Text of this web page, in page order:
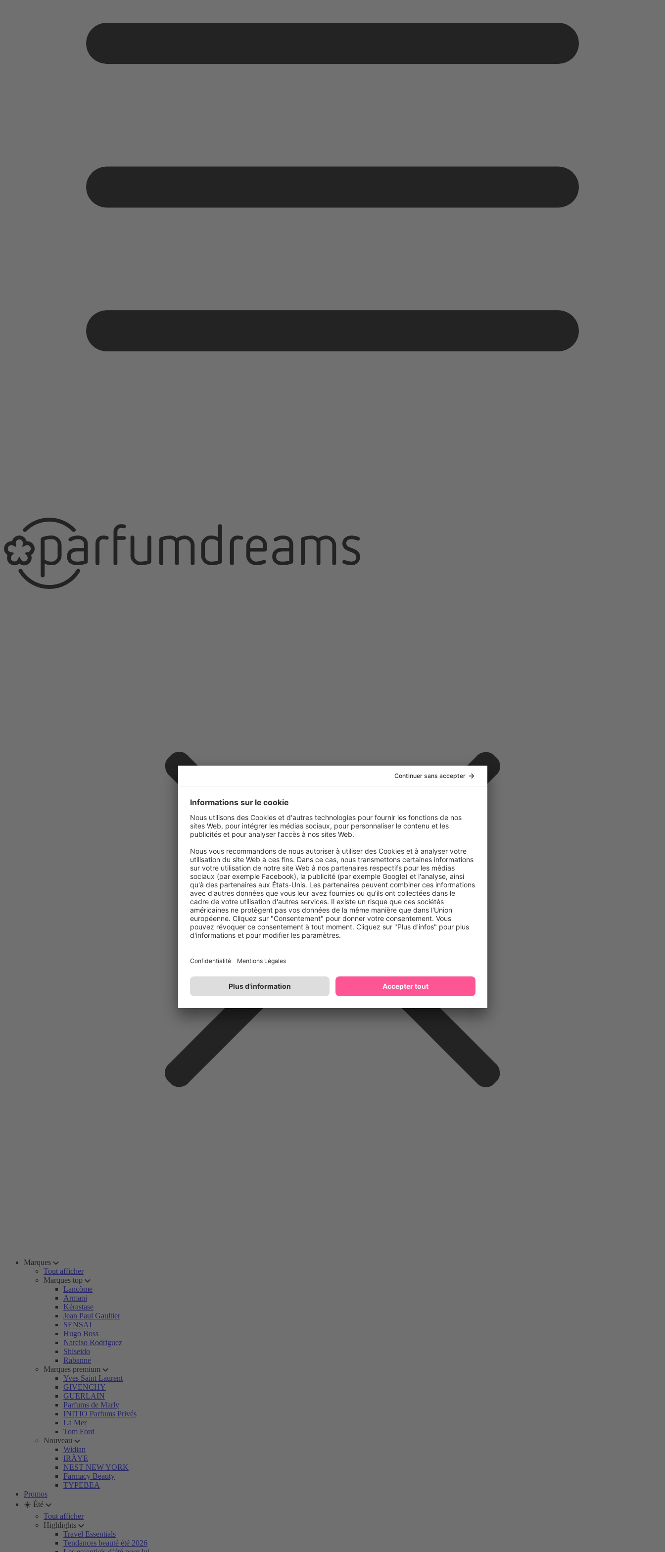
Marques
Tout afficher
Marques top
Lancôme
Armani
Kérastase
Jean Paul Gaultier
SENSAI
Hugo Boss
Narciso Rodriguez
Shiseido
Rabanne
Marques premium
Yves Saint Laurent
GIVENCHY
GUERLAIN
Parfums de Marly
INITIO Parfums Privés
La Mer
Tom Ford
Nouveau
Widian
IRÄYE
NEST NEW YORK
Farmacy Beauty
TYPEBEA
Promos
☀️ Été
Tout afficher
Highlights
Travel Essentials
Tendances beauté été 2026